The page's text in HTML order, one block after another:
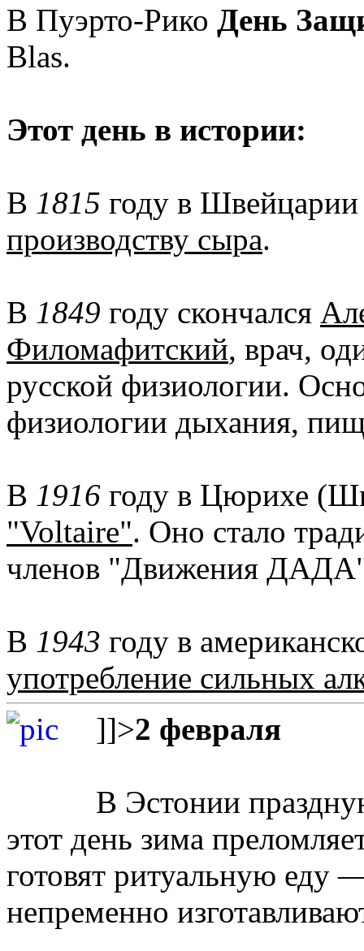
В Пуэрто-Рико День
Blas.
Этот день в истории:
В 1815 году в
производству сыра.
В 1849 году скончался
Филомафитский, врач,
русской физиологии.
физиологии дыхания,
В 1916 году в Цюрихе
"Voltaire". Оно стало
членов "Движения ДАДА"
В 1943 году в
употребление сильных
]]>2 февраля
В Эстонии
этот день зима
готовят ритуальную еду
непременно